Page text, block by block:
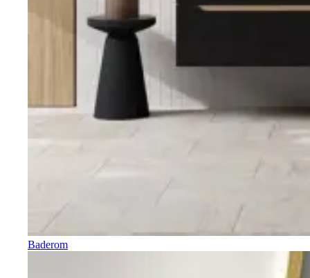
Baderom